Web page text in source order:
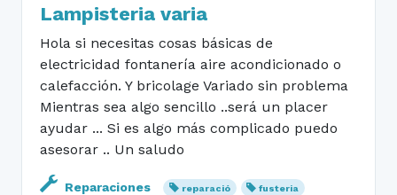
Lampisteria varia
Hola si necesitas cosas básicas de
electricidad fontanería aire acondicionado o
calefacción. Y bricolage Variado sin problema
Mientras sea algo sencillo ..será un placer
ayudar ... Si es algo más complicado puedo
asesorar .. Un saludo
Reparaciones reparació
fusteria